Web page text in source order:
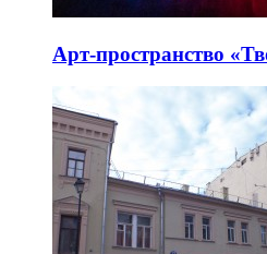
Арт-пространство